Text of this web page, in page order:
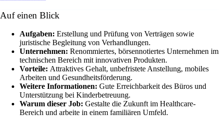
Auf einen Blick
Aufgaben: Erstellung und Prüfung von Verträgen sowie
juristische Begleitung von Verhandlungen.
Unternehmen: Renommiertes, börsennotiertes Unternehmen im
technischen Bereich mit innovativen Produkten.
Vorteile: Attraktives Gehalt, unbefristete Anstellung, mobiles
Arbeiten und Gesundheitsförderung.
Weitere Informationen: Gute Erreichbarkeit des Büros und
Unterstützung bei Kinderbetreuung.
Warum dieser Job: Gestalte die Zukunft im Healthcare-
Bereich und arbeite in einem familiären Umfeld.